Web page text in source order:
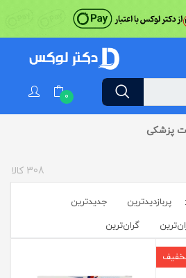
0
پزشکی
308 کالا
پربازدیدترین
جدیدترین
گران‌ترین